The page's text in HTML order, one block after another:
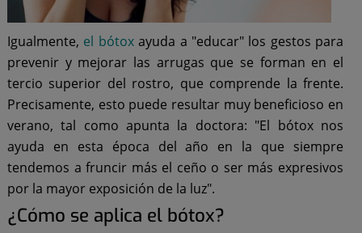
Igualmente, el bótoxayuda a "educar" los gestos para
prevenir y mejorar las arrugas que se forman en el
tercio superior del rostro, que comprende la frente.
Precisamente, esto puede resultar muy beneficioso en
verano, tal como apunta la doctora: "El bótox nos
ayuda en esta época del año en la que siempre
tendemos a fruncir más el ceño o ser más expresivos
por la mayor exposición de la luz".
¿Cómo se aplica el bótox?